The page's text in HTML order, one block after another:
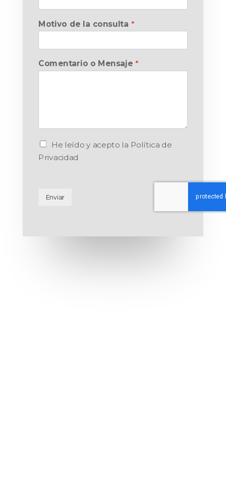
Motivo de la consulta *
Comentario o Mensaje *
He leído y acepto la Política de
Privacidad
Enviar